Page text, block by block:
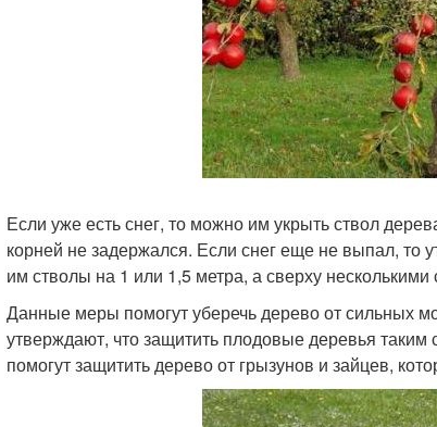
Если уже есть снег, то можно им укрыть ствол
корней не задержался. Если снег еще не выпал, то
им стволы на 1 или 1,5 метра, а сверху
Данные меры помогут уберечь дерево от сильных
утверждают, что защитить плодовые деревья
помогут защитить дерево от грызунов и зайцев,